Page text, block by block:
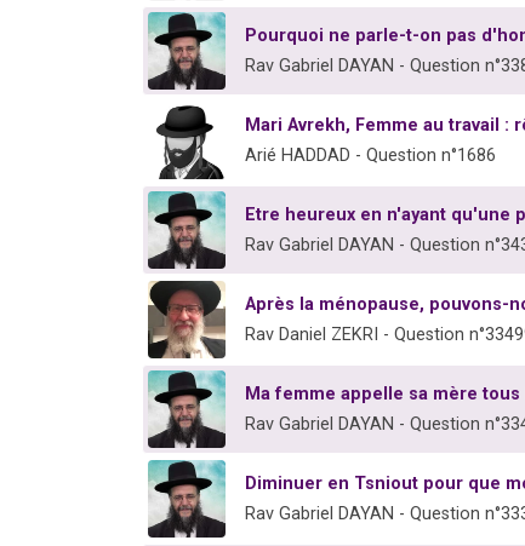
Pourquoi ne parle-t-on pas
Rav Gabriel DAYAN - Question
Mari Avrekh, Femme au travail :
Arié HADDAD - Question n°1686
Etre heureux en n'ayant qu'une
Rav Gabriel DAYAN - Question
Après la ménopause, pouvons-
Rav Daniel ZEKRI - Question
Ma femme appelle sa mère
Rav Gabriel DAYAN - Question
Diminuer en Tsniout pour que
Rav Gabriel DAYAN - Question